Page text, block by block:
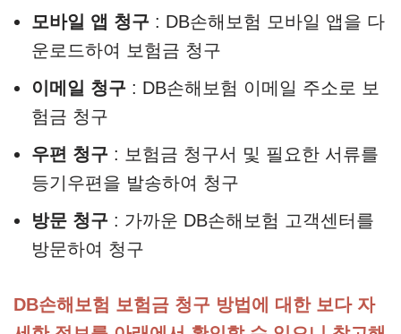
모바일 앱 청구 : DB손해보험 모바일 앱을 다
운로드하여 보험금 청구
이메일 청구 : DB손해보험 이메일 주소로 보
험금 청구
우편 청구 : 보험금 청구서 및 필요한 서류를
등기우편을 발송하여 청구
방문 청구 : 가까운 DB손해보험 고객센터를
방문하여 청구
DB손해보험 보험금 청구 방법에 대한 보다 자